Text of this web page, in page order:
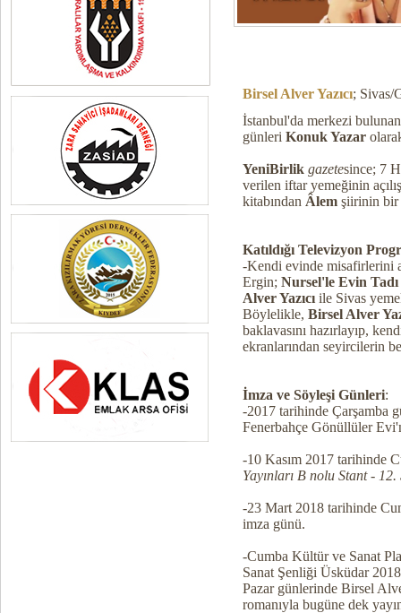
Birsel Alver Yazıcı; Sivas/
İstanbul'da merkezi
günleri Konuk Yazar
YeniBirlik gazetesince; 7
verilen iftar yemeğinin
kitabından Âlem şiirinin bir
Katıldığı Televizyon
-Kendi evinde misafirlerini
Ergin; Nursel'le Evin Tadı
Alver Yazıcı ile Sivas
Böylelikle, Birsel Alver
baklavasını hazırlayıp,
ekranlarından seyircilerin
İmza ve Söyleşi Günleri:
-2017 tarihinde Çarşamba
Fenerbahçe Gönüllüler
-10 Kasım 2017 tarihinde
Yayınları B nolu Stant -
-23 Mart 2018 tarihinde
imza günü.
-Cumba Kültür ve Sanat
Sanat Şenliği Üsküdar
Pazar günlerinde Birsel
romanıyla bugüne dek